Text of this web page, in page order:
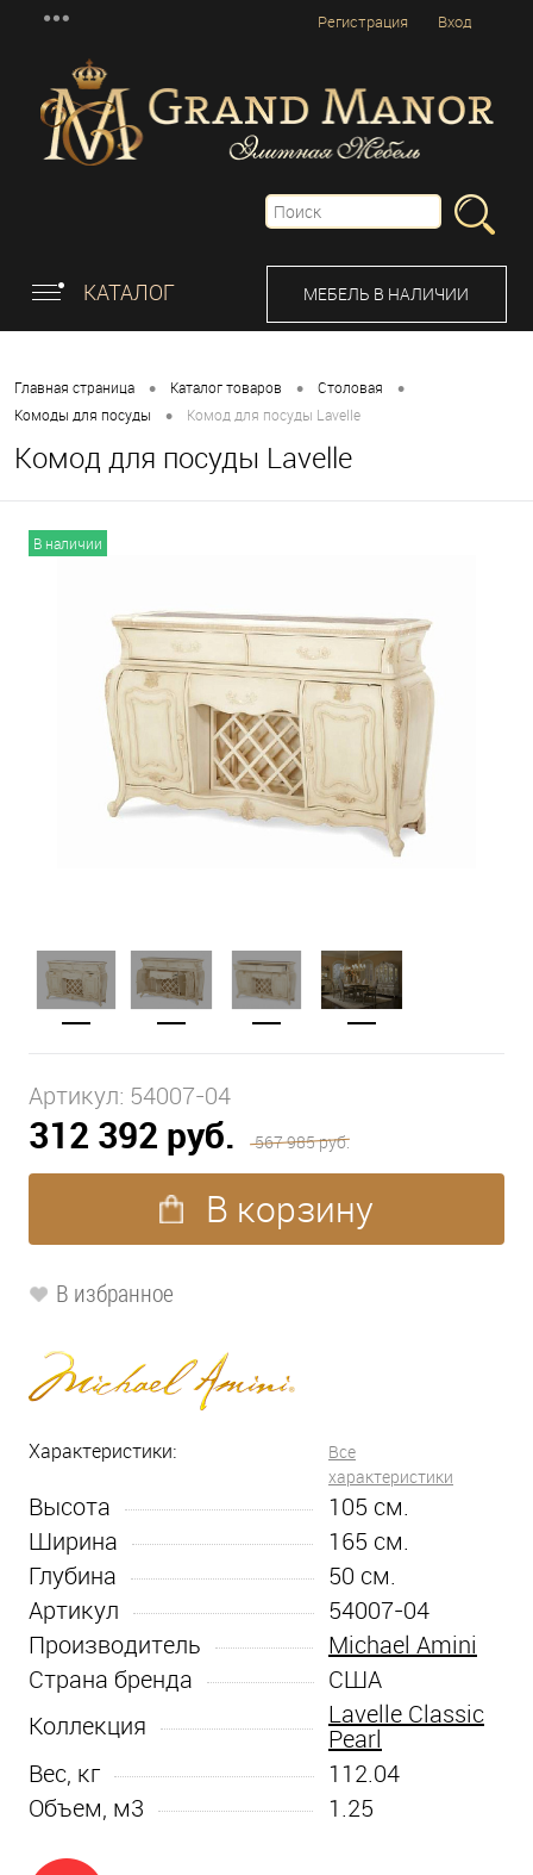
Вход
Регистрация
КАТАЛОГ МЕБЕЛЬ В НАЛИЧИИ
Главная страница • Каталог товаров • Столовая •
Комоды для посуды • Комод для посуды Lavelle
Комод для посуды Lavelle
В наличии
Артикул: 54007-04
312 392 руб. 567 985 руб.
В корзину
В избранное
Характеристики:
Все
характеристики
Высота 105 см.
Ширина
165 см.
Глубина
50 см.
Артикул
54007-04
Производитель
Michael Amini
Страна бренда
США
Коллекция
Lavelle Classic
Pearl
Вес, кг
112.04
Объем, м3
1.25